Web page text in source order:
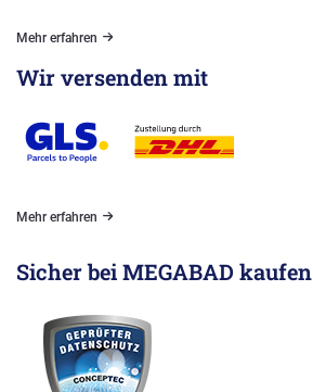
Mehr erfahren
Wir versenden mit
Mehr erfahren
Sicher bei MEGABAD kaufen